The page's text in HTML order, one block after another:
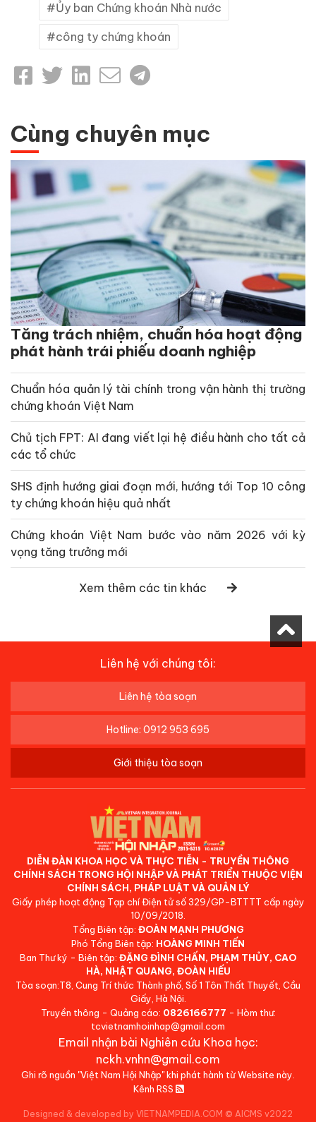
Ủy ban Chứng khoán Nhà nước
công ty chứng khoán
Cùng chuyên mục
Tăng trách nhiệm, chuẩn hóa hoạt động
phát hành trái phiếu doanh nghiệp
Chuẩn hóa quản lý tài chính trong vận hành thị trường
chứng khoán Việt Nam
Chủ tịch FPT: AI đang viết lại hệ điều hành cho tất cả
các tổ chức
SHS định hướng giai đoạn mới, hướng tới Top 10 công
ty chứng khoán hiệu quả nhất
Chứng khoán Việt Nam bước vào năm 2026 với kỳ
vọng tăng trưởng mới
Xem thêm các tin khác
Liên hệ với chúng tôi:
Liên hệ tòa soạn
Hotline: 0912 953 695
Giới thiệu tòa soạn
DIỄN ĐÀN KHOA HỌC VÀ THỰC TIỄN - TRUYỀN THÔNG
CHÍNH SÁCH TRONG HỘI NHẬP VÀ PHÁT TRIỂN THUỘC VIỆN
CHÍNH SÁCH, PHÁP LUẬT VÀ QUẢN LÝ
Giấy phép hoạt động Tạp chí Điện tử số 329/GP-BTTTT cấp ngày
10/09/2018.
Tổng Biên tập: ĐOÀN MẠNH PHƯƠNG
Phó Tổng Biên tập: HOÀNG MINH TIẾN
Ban Thư ký - Biên tập: ĐẶNG ĐÌNH CHẤN, PHẠM THỦY, CAO
HÀ, NHẬT QUANG, ĐOÀN HIẾU
Tòa soạn:T8, Cung Trí thức Thành phố, Số 1 Tôn Thất Thuyết, Cầu
Giấy, Hà Nội.
Truyền thông - Quảng cáo: 0826166777 - Hòm thư:
tcvietnamhoinhap@gmail.com
Email nhận bài Nghiên cứu Khoa học:
nckh.vnhn@gmail.com
Ghi rõ nguồn "Việt Nam Hội Nhập" khi phát hành từ Website này.
Kênh RSS
Designed & developed by VIETNAMPEDIA.COM © AICMS v2022